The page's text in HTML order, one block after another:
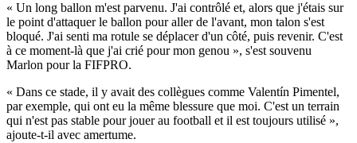
« Un long ballon m'est parvenu. J'ai contrôlé et, alors que j'étais sur
le point d'attaquer le ballon pour aller de l'avant, mon talon s'est
bloqué. J'ai senti ma rotule se déplacer d'un côté, puis revenir. C'est
à ce moment-là que j'ai crié pour mon genou », s'est souvenu
Marlon pour la FIFPRO.
« Dans ce stade, il y avait des collègues comme Valentín Pimentel,
par exemple, qui ont eu la même blessure que moi. C'est un terrain
qui n'est pas stable pour jouer au football et il est toujours utilisé »,
ajoute-t-il avec amertume.